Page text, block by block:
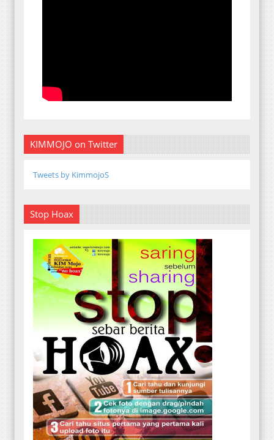
KIMMOJO on Twitter
Tweets by KimmojoS
Stop Hoax